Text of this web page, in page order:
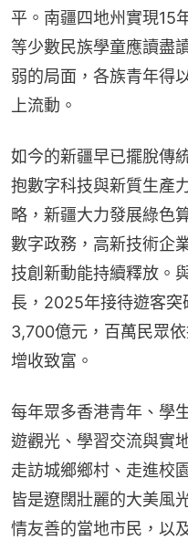
平。南疆四地州實現15
等少數民族學童應讀盡
弱的局面，各族青年得
上流動。
如今的新疆早已擺脫傳
抱數字科技與新質生產
略，新疆大力發展綠色
數字政務，高新技術企
技創新動能持續釋放。
長，2025年接待遊客
3,700億元，百萬民眾
增收致富。
每年眾多香港青年、學
遊觀光、學習交流與實
走訪城鄉鄉村、走進校
皆是遼闊壯麗的大美風
情友善的當地市民，以